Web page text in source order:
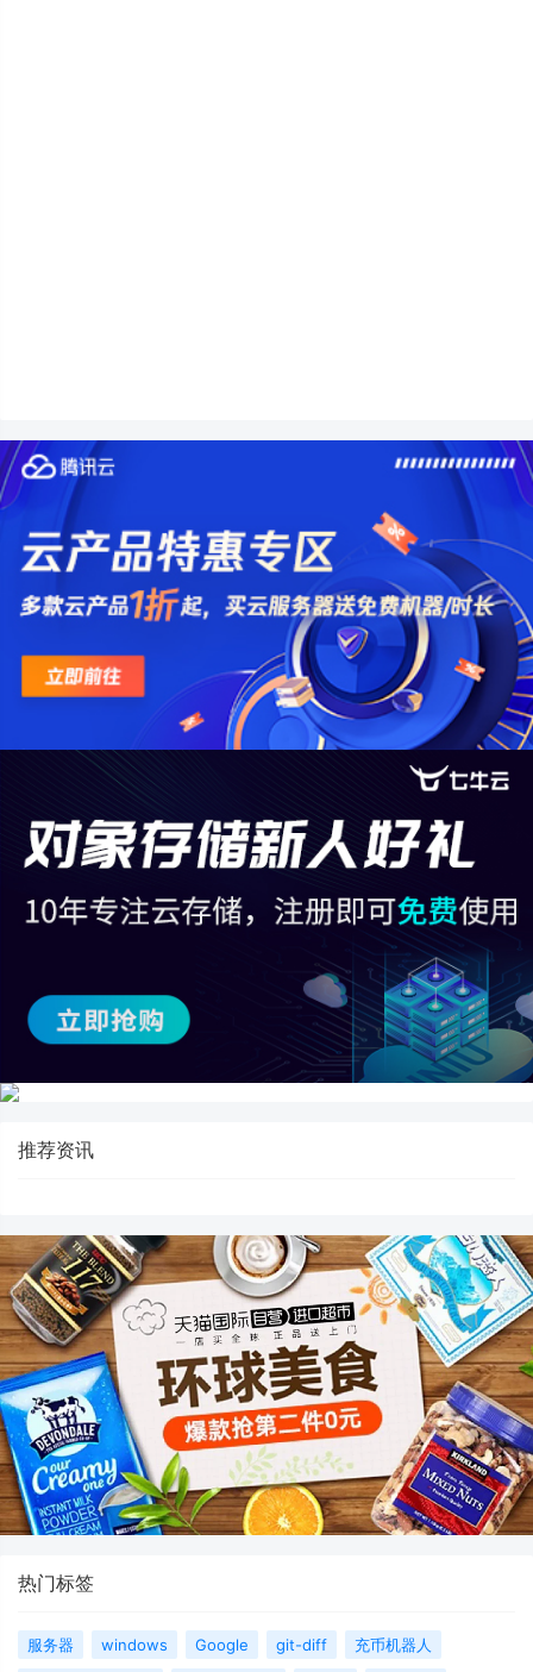
推荐资讯
热门标签
服务器 windows Google git-diff
充币机器人